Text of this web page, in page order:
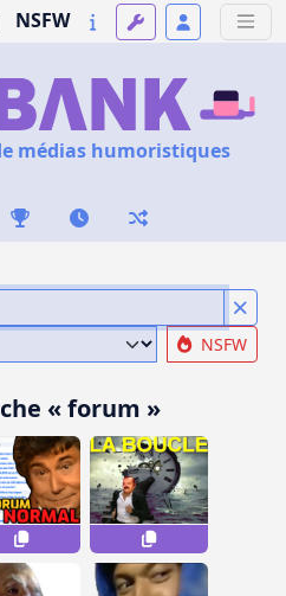
NSFW
médias humoristiques
NSFW
« forum »